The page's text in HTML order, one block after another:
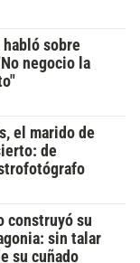
habló sobre
negocio la
el marido de
de
construyó su
sin talar
su cuñado